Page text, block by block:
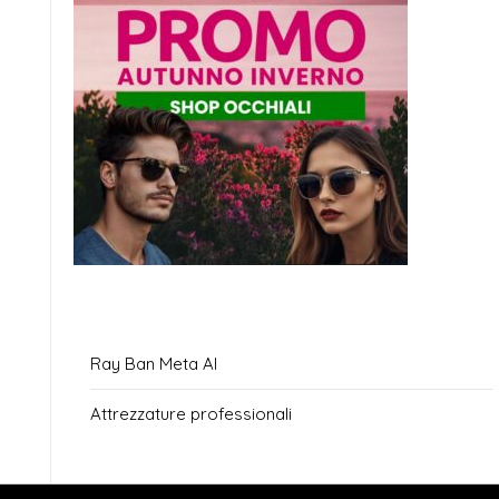
Ray Ban Meta AI
Attrezzature professionali